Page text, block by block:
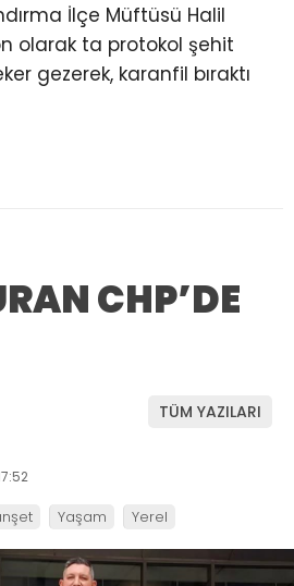
İlçe Müftüsü Halil
olarak ta protokol şehit
gezerek, karanfil bıraktı
CHP’DE
TÜM YAZILARI
Yaşam Yerel